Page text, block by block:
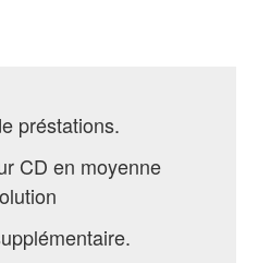
préstations.
CD en moyenne